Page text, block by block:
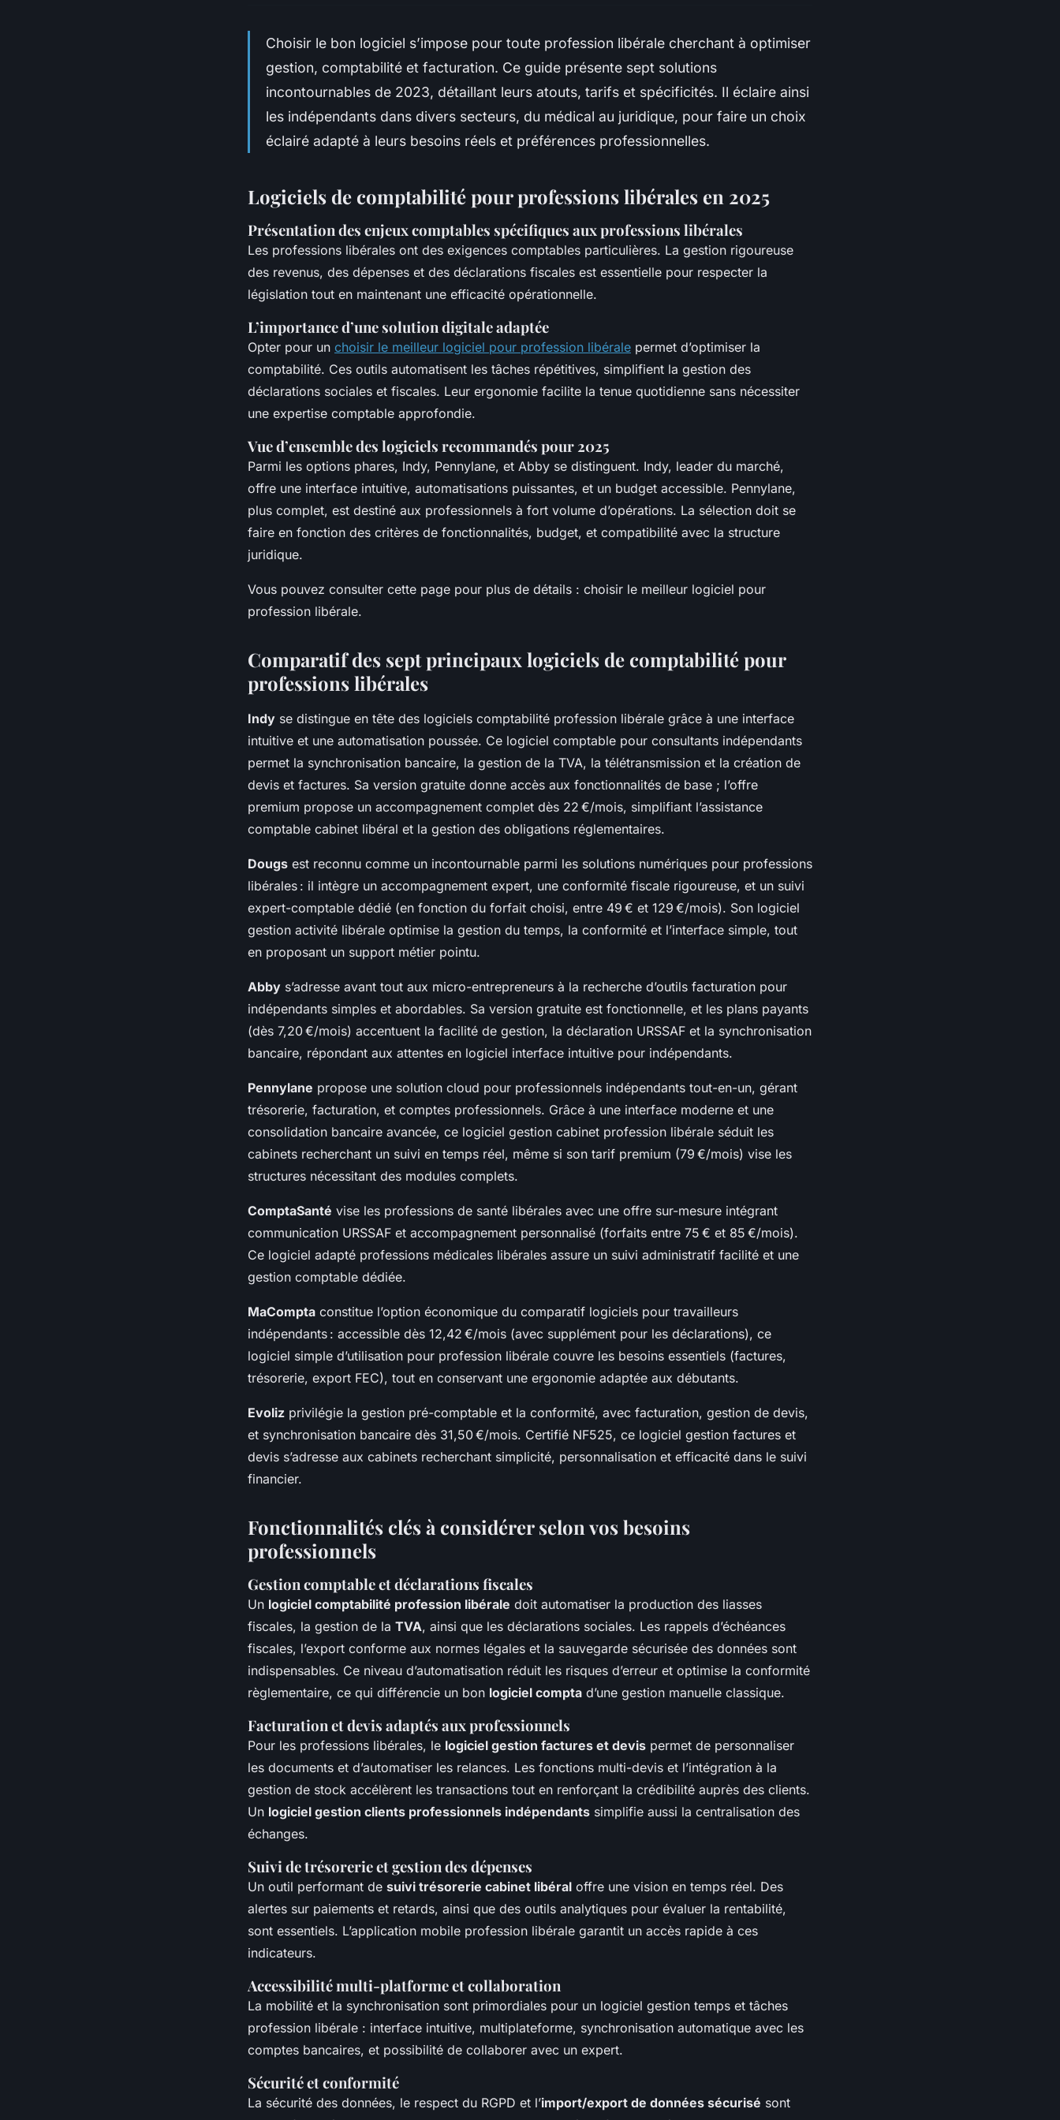
Choisir le bon logiciel s’impose pour toute profession libérale cherchant à optimiser
gestion, comptabilité et facturation. Ce guide présente sept solutions
incontournables de 2023, détaillant leurs atouts, tarifs et spécificités. Il éclaire ainsi
les indépendants dans divers secteurs, du médical au juridique, pour faire un choix
éclairé adapté à leurs besoins réels et préférences professionnelles.
Logiciels de comptabilité pour professions libérales en 2025
Présentation des enjeux comptables spécifiques aux professions libérales
Les professions libérales ont des exigences comptables particulières. La gestion rigoureuse
des revenus, des dépenses et des déclarations fiscales est essentielle pour respecter la
législation tout en maintenant une efficacité opérationnelle.
L’importance d’une solution digitale adaptée
Opter pour un choisir le meilleur logiciel pour profession libérale permet d’optimiser la
comptabilité. Ces outils automatisent les tâches répétitives, simplifient la gestion des
déclarations sociales et fiscales. Leur ergonomie facilite la tenue quotidienne sans nécessiter
une expertise comptable approfondie.
Vue d’ensemble des logiciels recommandés pour 2025
Parmi les options phares, Indy, Pennylane, et Abby se distinguent. Indy, leader du marché,
offre une interface intuitive, automatisations puissantes, et un budget accessible. Pennylane,
plus complet, est destiné aux professionnels à fort volume d’opérations. La sélection doit se
faire en fonction des critères de fonctionnalités, budget, et compatibilité avec la structure
juridique.
Vous pouvez consulter cette page pour plus de détails : choisir le meilleur logiciel pour
profession libérale.
Comparatif des sept principaux logiciels de comptabilité pour
professions libérales
Indy se distingue en tête des logiciels comptabilité profession libérale grâce à une interface
intuitive et une automatisation poussée. Ce logiciel comptable pour consultants indépendants
permet la synchronisation bancaire, la gestion de la TVA, la télétransmission et la création de
devis et factures. Sa version gratuite donne accès aux fonctionnalités de base ; l’offre
premium propose un accompagnement complet dès 22 €/mois, simplifiant l’assistance
comptable cabinet libéral et la gestion des obligations réglementaires.
Dougs est reconnu comme un incontournable parmi les solutions numériques pour professions
libérales : il intègre un accompagnement expert, une conformité fiscale rigoureuse, et un suivi
expert-comptable dédié (en fonction du forfait choisi, entre 49 € et 129 €/mois). Son logiciel
gestion activité libérale optimise la gestion du temps, la conformité et l’interface simple, tout
en proposant un support métier pointu.
Abby s’adresse avant tout aux micro-entrepreneurs à la recherche d’outils facturation pour
indépendants simples et abordables. Sa version gratuite est fonctionnelle, et les plans payants
(dès 7,20 €/mois) accentuent la facilité de gestion, la déclaration URSSAF et la synchronisation
bancaire, répondant aux attentes en logiciel interface intuitive pour indépendants.
Pennylane propose une solution cloud pour professionnels indépendants tout-en-un, gérant
trésorerie, facturation, et comptes professionnels. Grâce à une interface moderne et une
consolidation bancaire avancée, ce logiciel gestion cabinet profession libérale séduit les
cabinets recherchant un suivi en temps réel, même si son tarif premium (79 €/mois) vise les
structures nécessitant des modules complets.
ComptaSanté vise les professions de santé libérales avec une offre sur-mesure intégrant
communication URSSAF et accompagnement personnalisé (forfaits entre 75 € et 85 €/mois).
Ce logiciel adapté professions médicales libérales assure un suivi administratif facilité et une
gestion comptable dédiée.
MaCompta constitue l’option économique du comparatif logiciels pour travailleurs
indépendants : accessible dès 12,42 €/mois (avec supplément pour les déclarations), ce
logiciel simple d’utilisation pour profession libérale couvre les besoins essentiels (factures,
trésorerie, export FEC), tout en conservant une ergonomie adaptée aux débutants.
Evoliz privilégie la gestion pré-comptable et la conformité, avec facturation, gestion de devis,
et synchronisation bancaire dès 31,50 €/mois. Certifié NF525, ce logiciel gestion factures et
devis s’adresse aux cabinets recherchant simplicité, personnalisation et efficacité dans le suivi
financier.
Fonctionnalités clés à considérer selon vos besoins
professionnels
Gestion comptable et déclarations fiscales
Un logiciel comptabilité profession libérale doit automatiser la production des liasses
fiscales, la gestion de la TVA, ainsi que les déclarations sociales. Les rappels d’échéances
fiscales, l’export conforme aux normes légales et la sauvegarde sécurisée des données sont
indispensables. Ce niveau d’automatisation réduit les risques d’erreur et optimise la conformité
règlementaire, ce qui différencie un bon logiciel compta d’une gestion manuelle classique.
Facturation et devis adaptés aux professionnels
Pour les professions libérales, le logiciel gestion factures et devis permet de personnaliser
les documents et d’automatiser les relances. Les fonctions multi-devis et l’intégration à la
gestion de stock accélèrent les transactions tout en renforçant la crédibilité auprès des clients.
Un logiciel gestion clients professionnels indépendants simplifie aussi la centralisation des
échanges.
Suivi de trésorerie et gestion des dépenses
Un outil performant de suivi trésorerie cabinet libéral offre une vision en temps réel. Des
alertes sur paiements et retards, ainsi que des outils analytiques pour évaluer la rentabilité,
sont essentiels. L’application mobile profession libérale garantit un accès rapide à ces
indicateurs.
Accessibilité multi-platforme et collaboration
La mobilité et la synchronisation sont primordiales pour un logiciel gestion temps et tâches
profession libérale : interface intuitive, multiplateforme, synchronisation automatique avec les
comptes bancaires, et possibilité de collaborer avec un expert.
Sécurité et conformité
La sécurité des données, le respect du RGPD et l’import/export de données sécurisé sont